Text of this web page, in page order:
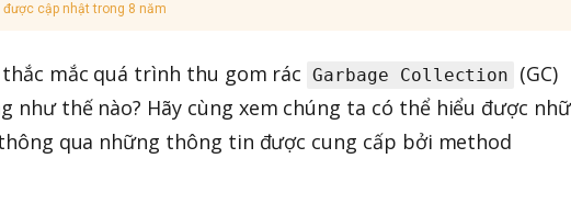
cập nhật trong 8 năm
mắc quá trình thu gom rác Garbage Collection
(GC)
như thế nào? Hãy cùng xem chúng ta có thể hiểu được
qua những thông tin được cung cấp bởi method